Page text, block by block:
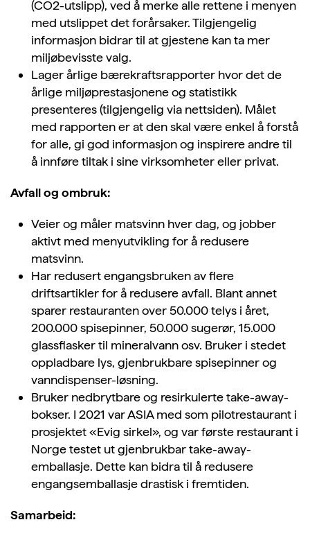
(CO2-utslipp), ved å merke alle rettene i menyen
med utslippet det forårsaker. Tilgjengelig
informasjon bidrar til at gjestene kan ta mer
miljøbevisste valg.
Lager årlige bærekraftsrapporter hvor det de
årlige miljøprestasjonene og statistikk
presenteres (tilgjengelig via nettsiden). Målet
med rapporten er at den skal være enkel å forstå
for alle, gi god informasjon og inspirere andre til
å innføre tiltak i sine virksomheter eller privat.
Avfall og ombruk:
Veier og måler matsvinn hver dag, og jobber
aktivt med menyutvikling for å redusere
matsvinn.
Har redusert engangsbruken av flere
driftsartikler for å redusere avfall. Blant annet
sparer restauranten over 50.000 telys i året,
200.000 spisepinner, 50.000 sugerør, 15.000
glassflasker til mineralvann osv. Bruker i stedet
oppladbare lys, gjenbrukbare spisepinner og
vanndispenser-løsning.
Bruker nedbrytbare og resirkulerte take-away-
bokser. I 2021 var ASIA med som pilotrestaurant i
prosjektet «Evig sirkel», og var første restaurant i
Norge testet ut gjenbrukbar take-away-
emballasje. Dette kan bidra til å redusere
engangsemballasje drastisk i fremtiden.
Samarbeid: